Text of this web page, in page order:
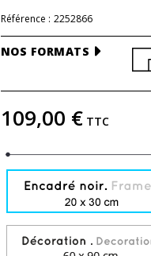
Référence : 2252866
NOS FORMATS
109,00 € TTC